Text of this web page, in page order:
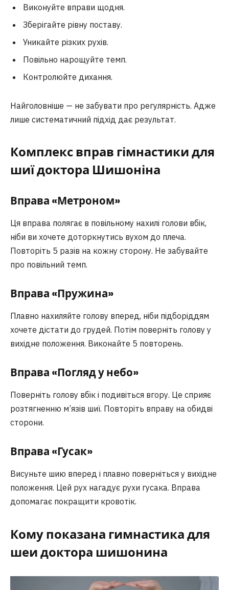
Виконуйте вправи щодня.
Зберігайте рівну поставу.
Уникайте різких рухів.
Повільно нарощуйте темп.
Контролюйте дихання.
Найголовніше — не забувати про регулярність. Адже
лише систематичний підхід дає результат.
Комплекс вправ гімнастики для
шиї доктора Шишоніна
Вправа «Метроном»
Ця вправа полягає в повільному нахилі голови вбік,
ніби ви хочете доторкнутись вухом до плеча.
Повторіть 5 разів на кожну сторону. Не забувайте
про повільний темп.
Вправа «Пружина»
Плавно нахиляйте голову вперед, ніби підборіддям
хочете дістати до грудей. Потім поверніть голову у
вихідне положення. Виконайте 5 повторень.
Вправа «Погляд у небо»
Поверніть голову вбік і подивіться вгору. Це сприяє
розтягненню м’язів шиї. Повторіть вправу на обидві
сторони.
Вправа «Гусак»
Висуньте шию вперед і плавно поверніться у вихідне
положення. Цей рух нагадує рухи гусака. Вправа
допомагає покращити кровотік.
Кому показана гимнастика для
шеи доктора шишонина